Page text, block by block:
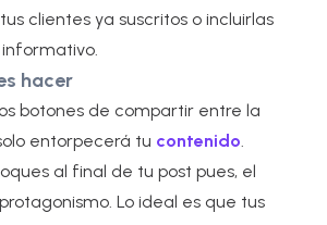
clientes ya suscritos o incluirlas
hacer
botones de compartir entre la
entorpecerá tu contenido.
al final de tu post pues, el
Lo ideal es que tus